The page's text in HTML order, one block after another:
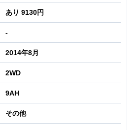
あり 9130円
-
2014年8月
2WD
9AH
その他